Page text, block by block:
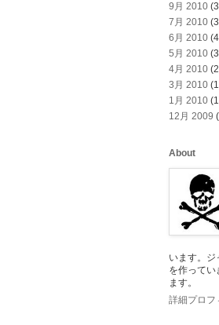
9月 2010
7月 2010
6月 2010
5月 2010
4月 2010
3月 2010
1月 2010
12月 2009
About
います。ジ
を作ってい
ます。
詳細プロフ